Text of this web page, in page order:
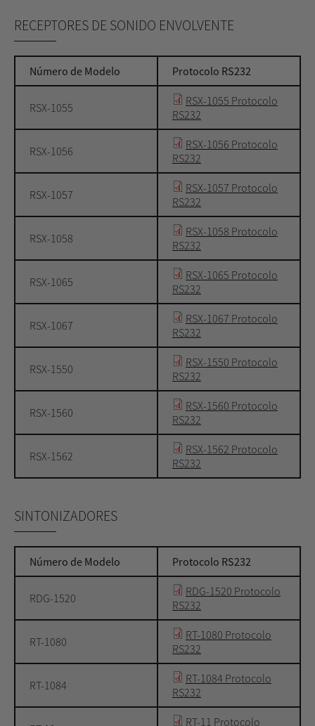
RECEPTORES DE SONIDO ENVOLVENTE
Número de Modelo Protocolo RS232
RSX-1055
RSX-1055 Protocolo
RS232
RSX-1056
RSX-1056 Protocolo
RS232
RSX-1057
RSX-1057 Protocolo
RS232
RSX-1058
RSX-1058 Protocolo
RS232
RSX-1065
RSX-1065 Protocolo
RS232
RSX-1067
RSX-1067 Protocolo
RS232
RSX-1550
RSX-1550 Protocolo
RS232
RSX-1560
RSX-1560 Protocolo
RS232
RSX-1562
RSX-1562 Protocolo
RS232
SINTONIZADORES
Número de Modelo Protocolo RS232
RDG-1520
RDG-1520 Protocolo
RS232
RT-1080
RT-1080 Protocolo
RS232
RT-1084
RT-1084 Protocolo
RS232
RT-11 Protocolo